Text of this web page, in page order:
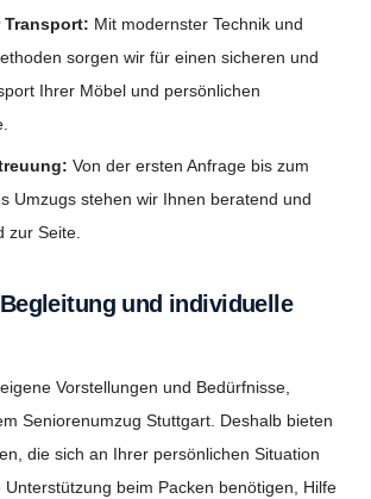
Transport: Mit modernster Technik und
sorgen wir für einen sicheren und
Ihrer Möbel und persönlichen
Von der ersten Anfrage bis zum
Umzugs stehen wir Ihnen beratend und
zur Seite.
und individuelle
Vorstellungen und Bedürfnisse,
Seniorenumzug Stuttgart. Deshalb bieten
die sich an Ihrer persönlichen Situation
beim Packen benötigen, Hilfe